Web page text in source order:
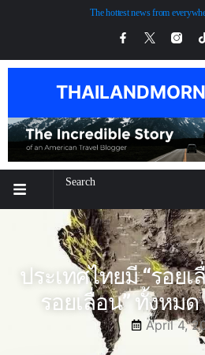
The hottest news from
ประเทศไทยมี “รอยเ
รอยเลื่อน” ทั้งหม
April 4,